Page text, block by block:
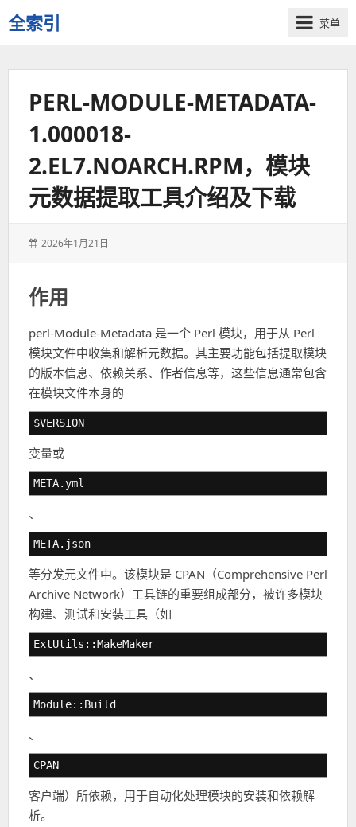
全索引
一
些
菜单
PERL-MODULE-METADATA-
1.000018-
2.EL7.NOARCH.RPM，模块
元数据提取工具介绍及下载
发
2026年1月21日
作用
perl-Module-Metadata 是一个 Perl 模块，用于从 Perl
模块文件中收集和解析元数据。其主要功能包括提取模块
的版本信息、依赖关系、作者信息等，这些信息通常包含
在模块文件本身的
$VERSION
变量或
META.yml
、
META.json
等分发元文件中。该模块是 CPAN（Comprehensive Perl
Archive Network）工具链的重要组成部分，被许多模块
构建、测试和安装工具（如
ExtUtils::MakeMaker
、
Module::Build
、
CPAN
客户端）所依赖，用于自动化处理模块的安装和依赖解
析。